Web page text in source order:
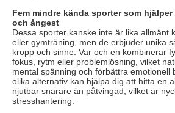
Fem mindre kända sporter som
och ångest
Dessa sporter kanske inte är lika allmänt
eller gymträning, men de erbjuder unika
kropp och sinne. Var och en kombinerar
fokus, rytm eller problemlösning, vilket
mental spänning och förbättra emotionell
olika alternativ kan hjälpa dig att hitta en
njutbar snarare än påtvingad, vilket är
stresshantering.